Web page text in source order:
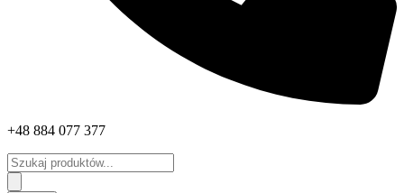
+48 884 077 377
Search
...